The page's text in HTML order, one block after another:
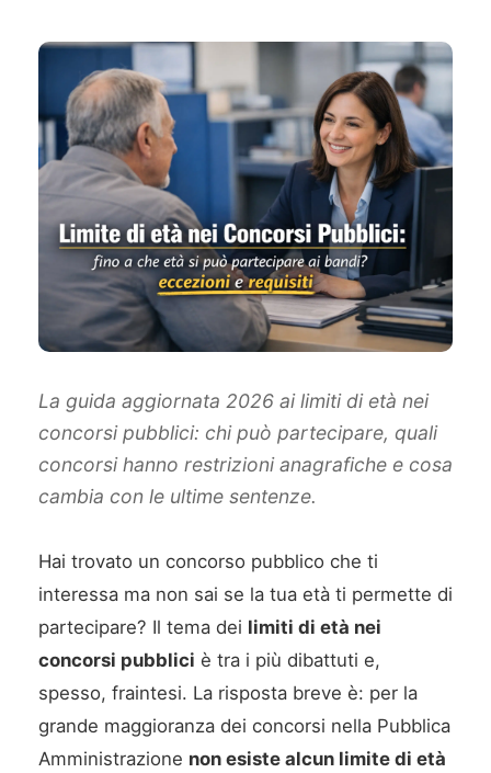
La guida aggiornata 2026 ai limiti di età nei
concorsi pubblici: chi può partecipare, quali
concorsi hanno restrizioni anagrafiche e cosa
cambia con le ultime sentenze.
Hai trovato un concorso pubblico che ti
interessa ma non sai se la tua età ti permette di
partecipare? Il tema dei limiti di età nei
concorsi pubblici è tra i più dibattuti e,
spesso, fraintesi. La risposta breve è: per la
grande maggioranza dei concorsi nella Pubblica
Amministrazione non esiste alcun limite di età